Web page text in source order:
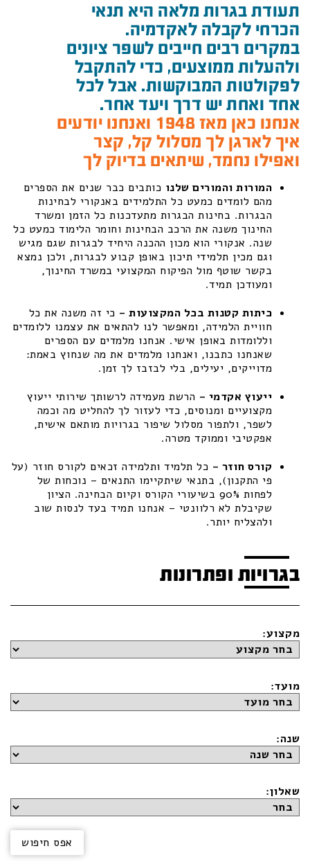
תעודת בגרות מלאה היא תנאי
הכרחי לקבלה לאקדמיה.
במקרים רבים חייבים לשפר ציונים
ולהעלות ממוצעים, כדי להתקבל
לפקולטות המבוקשות. אבל לכל
אחד ואחת יש דרך ויעד אחר.
אנחנו כאן מאז 1948 ואנחנו יודעים
איך לארגן לך מסלול קל, קצר
ואפילו נחמד, שיתאים בדיוק לך
המורות והמורים שלנו כותבים כבר שנים את הספרים
מהם לומדים כמעט כל התלמידים באנקורי לבחינות
הבגרות. בחינות הבגרות מתעדכנות כל הזמן ומשרד
החינוך משנה את הרכב הבחינות וחומר הלימוד כמעט כל
שנה. אנקורי הוא מכון ההכנה היחיד לבגרות שגם מגיש
וגם מכין תלמידי תיכון באופן קבוע לבגרות, ולכן נמצא
בקשר שוטף מול הפיקוח המקצועי במשרד החינוך,
ומעודכן תמיד.
כיתות קטנות בכל המקצועות – כי זה משנה את כל
חוויית הלמידה, ומאפשר לנו להתאים את עצמנו ללומדים
וללומדות באופן אישי. אנחנו מלמדים עם הספרים
שאנחנו כתבנו, ואנחנו מלמדים את מה שנחוץ באמת:
מדוייקים, יעילים, בלי לבזבז לך זמן.
ייעוץ אקדמי – הרשת מעמידה לרשותך שירותי ייעוץ
מקצועיים ומנוסים, כדי לעזור לך להחליט מה וכמה
לשפר, ולתפור מסלול שיפור בגרויות מותאם אישית,
אפקטיבי וממוקד מטרה.
קורס חוזר – כל תלמיד ותלמידה זכאים לקורס חוזר (על
פי התקנון), בתנאי שיתקיימו התנאים – נוכחות של
לפחות 90% בשיעורי הקורס וקיום הבחינה. הציון
שקיבלת לא רלוונטי – אנחנו תמיד בעד לנסות שוב
ולהצליח יותר.
בגרויות ופתרונות
מקצוע:
מועד:
שנה:
שאלון: